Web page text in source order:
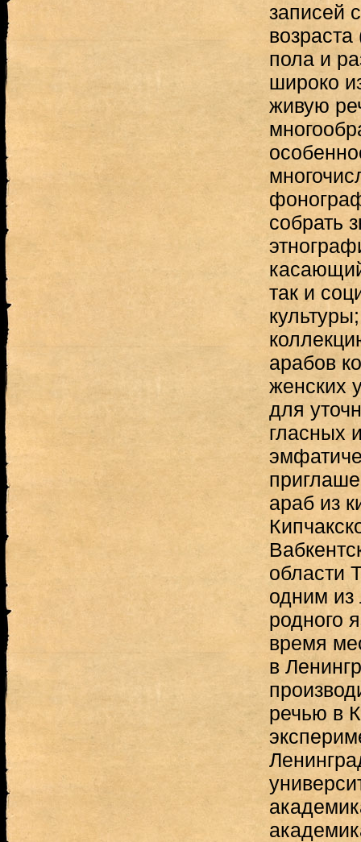
записей
возраста
пола и
широко
живую
собрать
так и
арабов
женских
для
гласных
араб из
области
одним из
родного
время
в
речью в